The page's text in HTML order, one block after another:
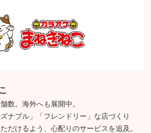
数。海外へも展開中。
ナブル」「フレンドリー」な店づくり
だけるよう、心配りのサービスを追及。